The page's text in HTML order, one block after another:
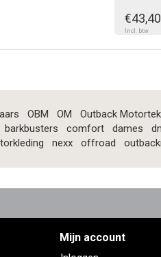
€43,40
Incl. btw
OBM OM Outback Motortek
barkbusters comfort dames
nexx offroad
Mijn account